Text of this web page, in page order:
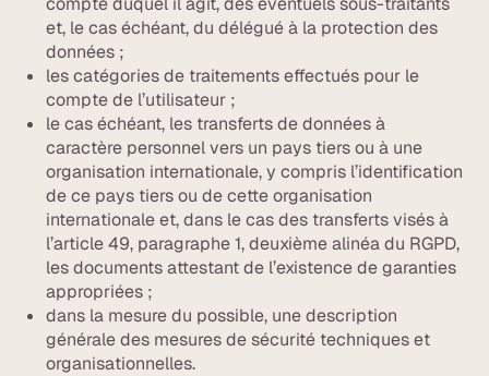
et, le cas échéant, du délégué à la protection des
données ;
les catégories de traitements effectués pour le
compte de l’utilisateur ;
le cas échéant, les transferts de données à
caractère personnel vers un pays tiers ou à une
organisation internationale, y compris l’identification
de ce pays tiers ou de cette organisation
internationale et, dans le cas des transferts visés à
l’article 49, paragraphe 1, deuxième alinéa du RGPD,
les documents attestant de l’existence de garanties
appropriées ;
dans la mesure du possible, une description
générale des mesures de sécurité techniques et
organisationnelles.